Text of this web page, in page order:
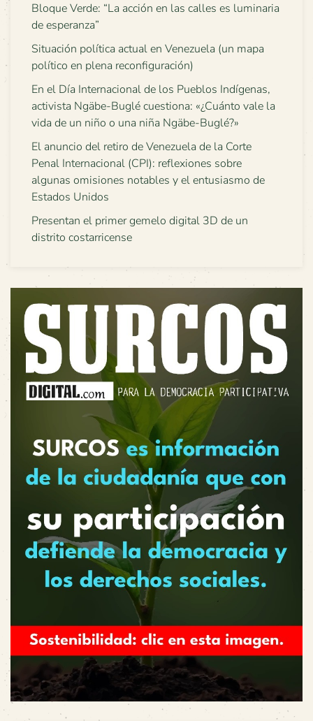
Bloque Verde: “La acción en las calles es luminaria
de esperanza”
Situación política actual en Venezuela (un mapa
político en plena reconfiguración)
En el Día Internacional de los Pueblos Indígenas,
activista Ngäbe-Buglé cuestiona: «¿Cuánto vale la
vida de un niño o una niña Ngäbe-Buglé?»
El anuncio del retiro de Venezuela de la Corte
Penal Internacional (CPI): reflexiones sobre
algunas omisiones notables y el entusiasmo de
Estados Unidos
Presentan el primer gemelo digital 3D de un
distrito costarricense